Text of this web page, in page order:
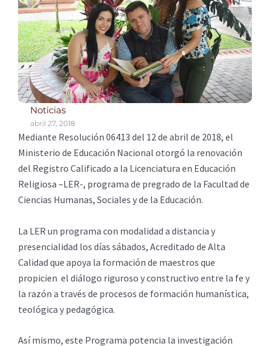
Noticias
abril 27, 2018
Mediante Resolución 06413 del 12 de abril de 2018, el
Ministerio de Educación Nacional otorgó la renovación
del Registro Calificado a la Licenciatura en Educación
Religiosa –LER-, programa de pregrado de la Facultad de
Ciencias Humanas, Sociales y de la Educación.
La LER un programa con modalidad a distancia y
presencialidad los días sábados, Acreditado de Alta
Calidad que apoya la formación de maestros que
propicien el diálogo riguroso y constructivo entre la fe y
la razón a través de procesos de formación humanística,
teológica y pedagógica.
Así mismo, este Programa potencia la investigación